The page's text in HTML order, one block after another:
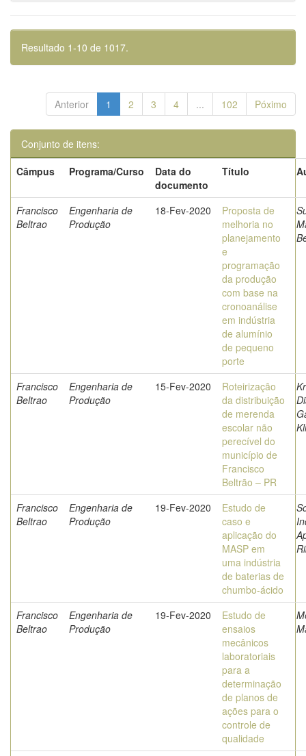
Resultado 1-10 de 1017.
Anterior 1 2 3 4 ... 102 Póximo
Conjunto de itens:
Câmpus
Programa/Curso
Data do
documento
Título
Francisco
Beltrao
Engenharia de
Produção
18-Fev-2020
Proposta de
melhoria no
planejamento
e
programação
da produção
com base na
cronoanálise
em indústria
de alumínio
de pequeno
porte
Francisco
Beltrao
Engenharia de
Produção
15-Fev-2020
Roteirização
da distribuição
de merenda
escolar não
perecível do
município de
Francisco
Beltrão – PR
Francisco
Beltrao
Engenharia de
Produção
19-Fev-2020
Estudo de
caso e
aplicação do
MASP em
uma indústria
de baterias de
chumbo-ácido
Francisco
Beltrao
Engenharia de
Produção
19-Fev-2020
Estudo de
ensaios
mecânicos
laboratoriais
para a
determinação
de planos de
ações para o
controle de
qualidade